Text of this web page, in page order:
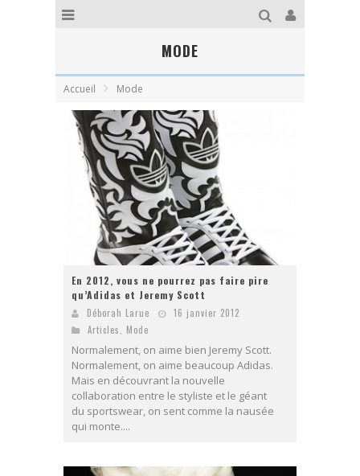
MODE
Accueil Mode
En 2012, vous ne pourrez pas faire pire
qu’Adidas et Jeremy Scott
Déborah Larue
16 janvier 2012
Articles, Mode
Normalement, on aime bien Jeremy Scott.
Normalement, on aime beaucoup Adidas.
Mais en découvrant la nouvelle
collaboration entre le styliste et le géant
du sportswear, on sent comme la nausée
qui monte....